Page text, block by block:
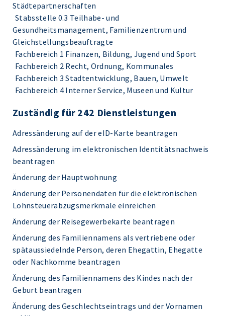
Städtepartnerschaften
Stabsstelle 0.3 Teilhabe- und
Gesundheitsmanagement, Familienzentrum und
Gleichstellungsbeauftragte
Fachbereich 1 Finanzen, Bildung, Jugend und Sport
Fachbereich 2 Recht, Ordnung, Kommunales
Fachbereich 3 Stadtentwicklung, Bauen, Umwelt
Fachbereich 4 Interner Service, Museen und Kultur
Zuständig für 242 Dienstleistungen
Adressänderung auf der eID-Karte beantragen
Adressänderung im elektronischen Identitätsnachweis
beantragen
Änderung der Hauptwohnung
Änderung der Personendaten für die elektronischen
Lohnsteuerabzugsmerkmale einreichen
Änderung der Reisegewerbekarte beantragen
Änderung des Familiennamens als vertriebene oder
spätaussiedelnde Person, deren Ehegattin, Ehegatte
oder Nachkomme beantragen
Änderung des Familiennamens des Kindes nach der
Geburt beantragen
Änderung des Geschlechtseintrags und der Vornamen